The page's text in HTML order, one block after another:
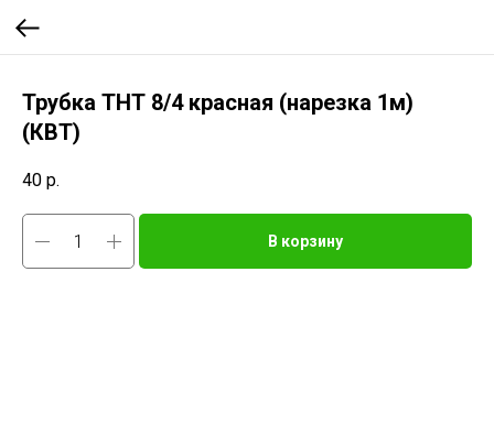
Трубка ТНТ 8/4 красная (нарезка 1м)
(КВТ)
40 р.
В корзину